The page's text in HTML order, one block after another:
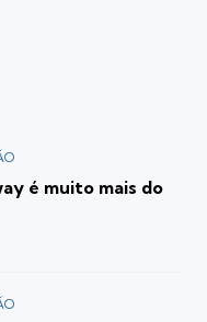
é muito mais do